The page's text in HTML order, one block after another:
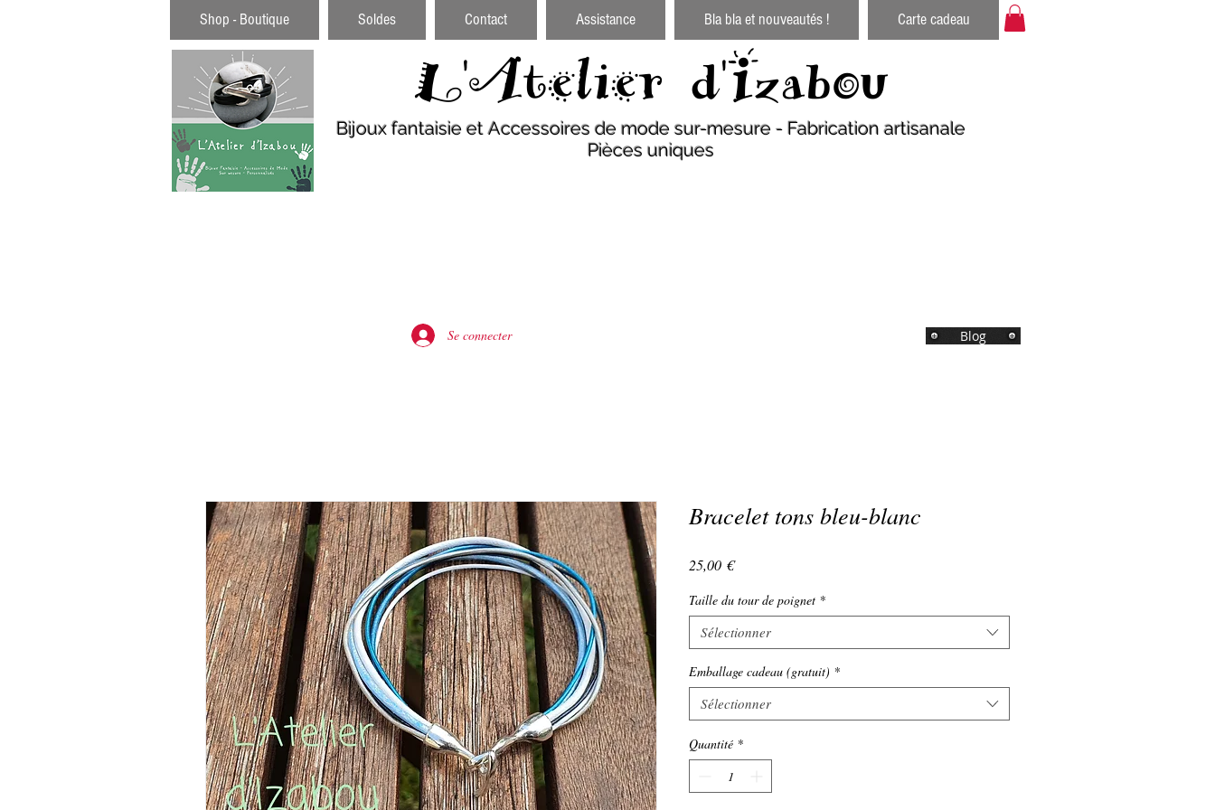
Shop - Boutique Soldes Contact Assistance Bla bla et nouveautés ! Carte cadeau
L'Atelier d'Izabou
Bijoux fantaisie et Accessoires de mode sur-mesure - Fabrication artisanale
Pièces uniques
Se connecter Blog
Bracelet tons bleu-blanc
25,00 €Prix
Taille du tour de poignet *
Sélectionner
Emballage cadeau (gratuit) *
Sélectionner
Quantité *